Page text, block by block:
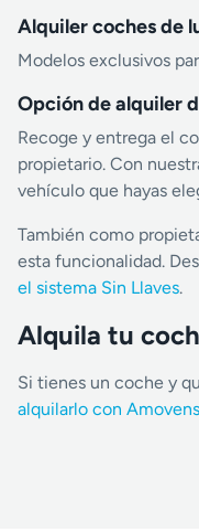
Alquiler coches de
Modelos exclusivos
Opción de alquiler
Recoge y entrega el
propietario. Con
vehículo que hayas
También como
esta funcionalidad.
el sistema Sin Llaves.
Alquila tu
Si tienes un coche y
alquilarlo con Amovens